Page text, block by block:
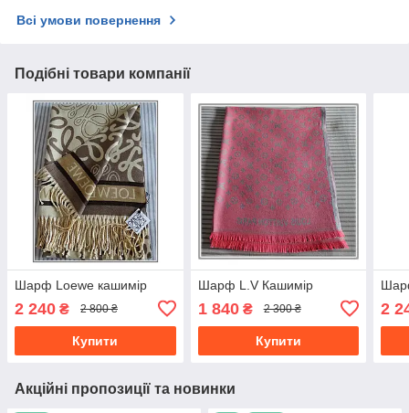
Всі умови повернення
Подібні товари компанії
Шарф Loewe кашимір
2 240 ₴ 2 800 ₴
Купити
Шарф L.V Кашимір
1 840₴ 2 300 ₴
Купити
2
Акційні пропозиції та новинки